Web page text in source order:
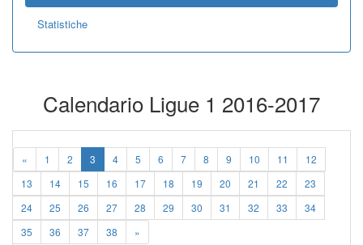
Statistiche
Calendario Ligue 1 2016-2017
« 1 2 3 4 5 6 7 8 9 10 11
12
13
14 15 16 17 18 19 20 21 22
23
24
25 26 27 28 29 30 31 32 33
34
35
36 37 38 »